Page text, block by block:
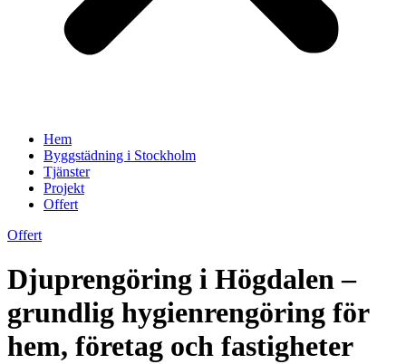
Hem
Byggstädning i Stockholm
Tjänster
Projekt
Offert
Offert
Djuprengöring i Högdalen –
grundlig hygienrengöring för
hem, företag och fastigheter